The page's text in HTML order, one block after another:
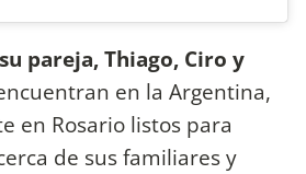
pareja, Thiago, Ciro y
en la Argentina,
en Rosario listos para
de sus familiares y